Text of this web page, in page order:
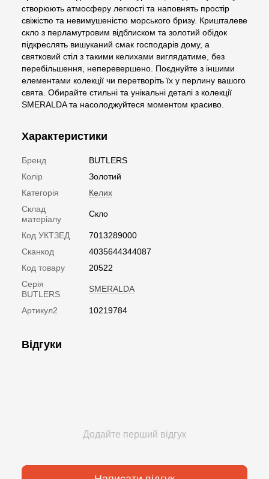
створюють атмосферу легкості та наповнять простір
свіжістю та невимушеністю морського бризу. Кришталеве
скло з перламутровим відблиском та золотий обідок
підкреслять вишуканий смак господарів дому, а
святковий стіл з такими келихами виглядатиме, без
перебільшення, неперевершено. Поєднуйте з іншими
елементами колекції чи перетворіть їх у перлину вашого
свята. Обирайте стильні та унікальні деталі з колекції
SMERALDA та насолоджуйтеся моментом красиво.
Характеристики
Бренд
BUTLERS
Колір
Золотий
Категорія
Келих
Склад
матеріалу
Скло
Код УКТЗЕД
7013289000
Сканкод
4035644344087
Код товару
20522
Серія
BUTLERS
SMERALDA
Артикул2 10219784
Відгуки
Додайте перший відгук